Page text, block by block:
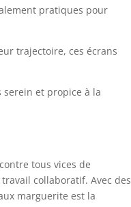
pratiques pour
trajectoire, ces écrans
et propice à la
tous vices de
collaboratif. Avec des
marguerite est la